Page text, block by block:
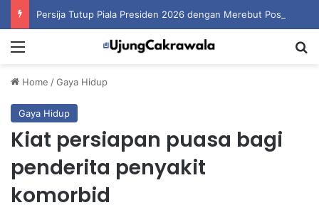
Home /Gaya Hidup
Gaya Hidup
Kiat persiapan puasa bagi
penderita penyakit
komorbid